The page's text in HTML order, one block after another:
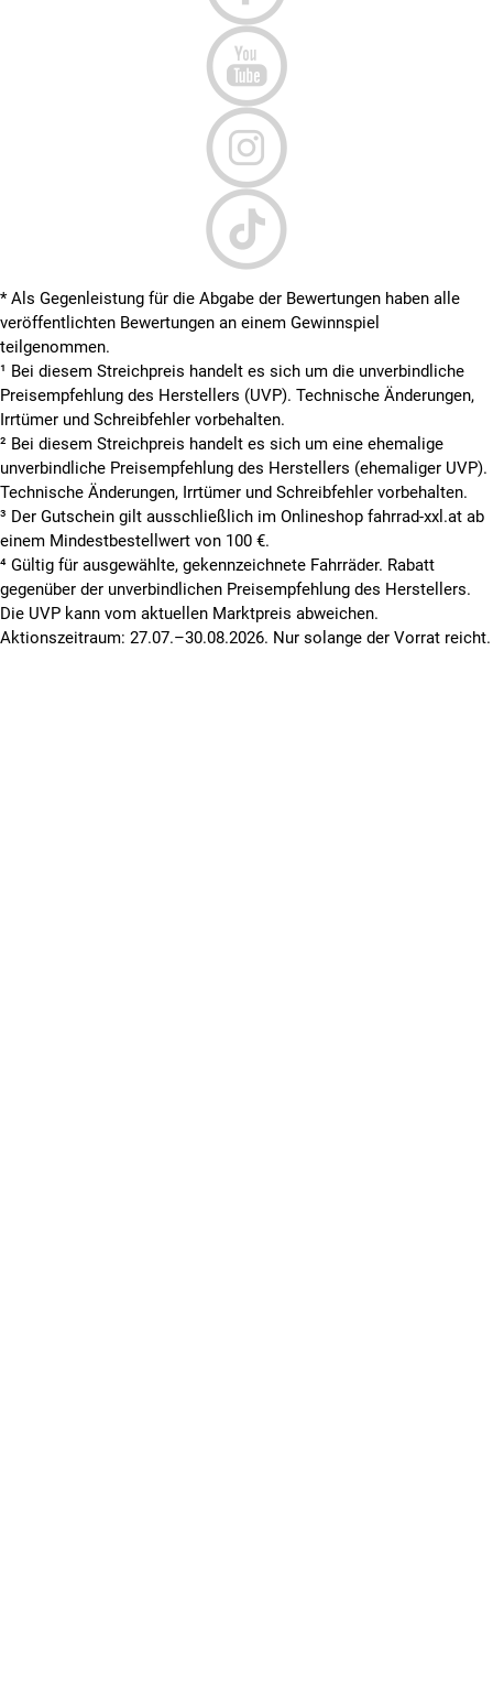
* Als Gegenleistung für die Abgabe der Bewertungen haben alle
veröffentlichten Bewertungen an einem Gewinnspiel
teilgenommen.
¹ Bei diesem Streichpreis handelt es sich um die unverbindliche
Preisempfehlung des Herstellers (UVP). Technische Änderungen,
Irrtümer und Schreibfehler vorbehalten.
² Bei diesem Streichpreis handelt es sich um eine ehemalige
unverbindliche Preisempfehlung des Herstellers (ehemaliger UVP).
Technische Änderungen, Irrtümer und Schreibfehler vorbehalten.
³ Der Gutschein gilt ausschließlich im Onlineshop fahrrad-xxl.at ab
einem Mindestbestellwert von 100 €.
⁴ Gültig für ausgewählte, gekennzeichnete Fahrräder. Rabatt
gegenüber der unverbindlichen Preisempfehlung des Herstellers.
Die UVP kann vom aktuellen Marktpreis abweichen.
Aktionszeitraum: 27.07.–30.08.2026. Nur solange der Vorrat reicht.